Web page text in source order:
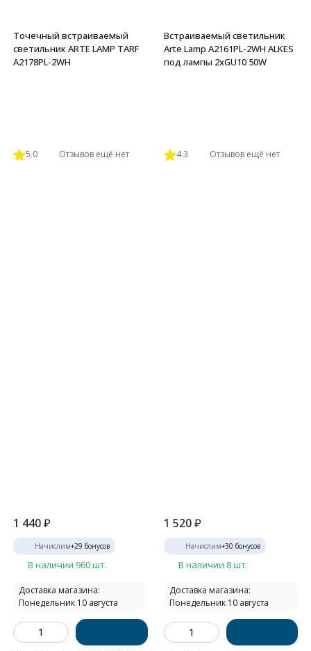
Точечный встраиваемый
светильник ARTE LAMP TARF
A2178PL-2WH
5.0 Отзывов ещё нет
1 440₽
Начислим+29 бонусов
В наличии 960 шт.
Доставка магазина:
Понедельник 10 августа
Встраиваемый светильник
Arte Lamp A2161PL-2WH ALKES
под лампы 2xGU10 50W
4.3 Отзывов ещё нет
1 520 ₽
Начислим+30 бонусов
В наличии 8 шт.
Доставка магазина:
Понедельник 10 августа